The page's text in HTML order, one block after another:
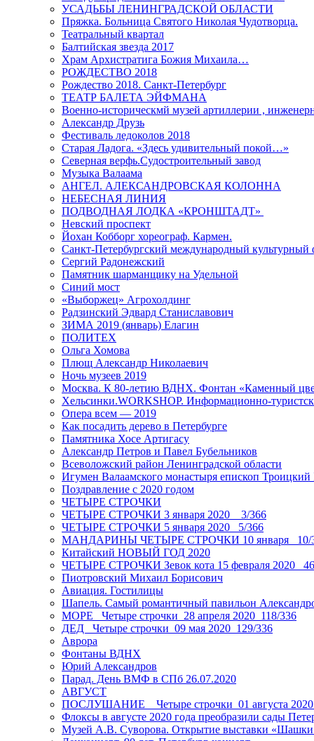
УСАДЬБЫ ЛЕНИНГРАДСКОЙ ОБЛАСТИ
Пряжка. Больница Святого Николая Чудотворца.
Театральный квартал
Балтийская звезда 2017
Храм Архистратига Божия Михаила…
РОЖДЕСТВО 2018
Рождество 2018. Санкт-Петербург
ТЕАТР БАЛЕТА ЭЙФМАНА
Военно-историческмй музей артиллерии ,
Александр Друзь
Фестиваль ледоколов 2018
Старая Ладога. «Здесь удивительный покой…»
Северная верфь.Судостроительный завод
Музыка Валаама
АНГЕЛ. АЛЕКСАНДРОВСКАЯ КОЛОННА
НЕБЕСНАЯ ЛИНИЯ
ПОДВОДНАЯ ЛОДКА «КРОНШТАДТ»
Невский проспект
Йохан Кобборг хореограф. Кармен.
Санкт-Петербургский международный культурный
Сергий Радонежский
Памятник шарманщику на Удельной
Синий мост
«Выборжец» Агрохолдинг
Радзинский Эдвард Станиславович
ЗИМА 2019 (январь) Елагин
ПОЛИТЕХ
Ольга Хомова
Плющ Александр Николаевич
Ночь музеев 2019
Москва. К 80-летию ВДНХ. Фонтан «Каменный
Хельсинки.WORKSHOP. Информационно-
Опера всем — 2019
Как посадить дерево в Петербурге
Памятника Хосе Артигасу
Александр Петров и Павел Бубельников
Всеволожский район Ленинградской области
Игумен Валаамского монастыря епископ Троицкий
Поздравление с 2020 годом
ЧЕТЫРЕ СТРОЧКИ
ЧЕТЫРЕ СТРОЧКИ 3 января 2020 _ 3/366
ЧЕТЫРЕ СТРОЧКИ 5 января 2020_ 5/366
МАНДАРИНЫ ЧЕТЫРЕ СТРОЧКИ 10 января _10/
Китайский НОВЫЙ ГОД 2020
ЧЕТЫРЕ СТРОЧКИ Зевок кота 15 февраля 2020_
Пиотровский Михаил Борисович
Авиация. Гостилицы
Шапель. Самый романтичный павильон
МОРЕ _Четыре строчки_28 апреля 2020_118/336
ДЕД _Четыре строчки_09 мая 2020_129/336
Аврора
Фонтаны ВДНХ
Юрий Александров
Парад. День ВМФ в СПб 26.07.2020
АВГУСТ
ПОСЛУШАНИЕ _ Четыре строчки_01 августа
Флоксы в августе 2020 года преобразили сады
Музей А.В. Суворова. Открытие выставки «Шашки